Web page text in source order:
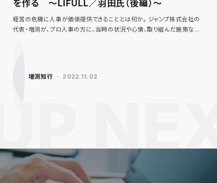
を作る ～LIFULL／羽田氏（後編）〜
経営の危機に人事が価値提供できることとは何か。ジャンプ株式会社の
代表・増渕が、プロ人事の方に、当時の状況や心情、取り組んだ施策な…
増渕知行 2022.11.02